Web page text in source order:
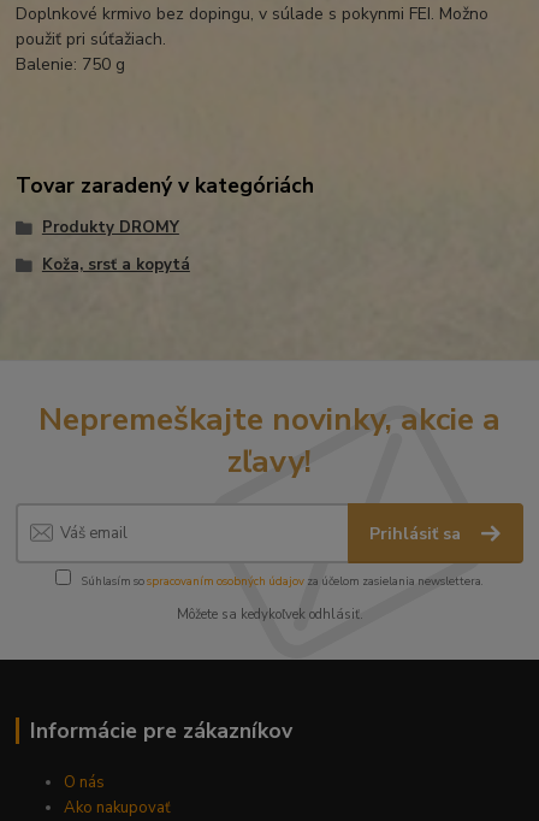
Doplnkové krmivo bez dopingu, v súlade s pokynmi FEI. Možno
použiť pri súťažiach.
Balenie: 750 g
Tovar zaradený v kategóriách
Produkty DROMY
Koža, srsť a kopytá
Nepremeškajte novinky, akcie a
zľavy!
Prihlásiť sa
Súhlasím sospracovaním osobných údajov za účelom zasielania newslettera.
Môžete sa kedykoľvek odhlásiť.
Informácie pre zákazníkov
O nás
Ako nakupovať